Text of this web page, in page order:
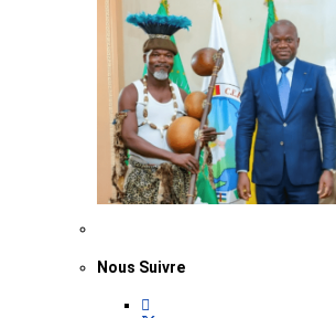
Nous Suivre